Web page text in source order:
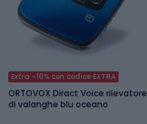
Extra -10% con codice EXTRA
ORTOVOX Diract Voice rilevatore
di valanghe blu oceano